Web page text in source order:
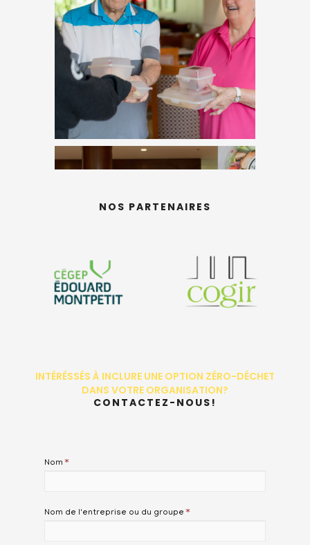
NOS PARTENAIRES
INTÉRÉSSÉS À INCLURE UNE OPTION ZÉRO-DÉCHET
DANS VOTRE ORGANISATION?
CONTACTEZ-NOUS!
Nom *
Nom de l'entreprise ou du groupe *